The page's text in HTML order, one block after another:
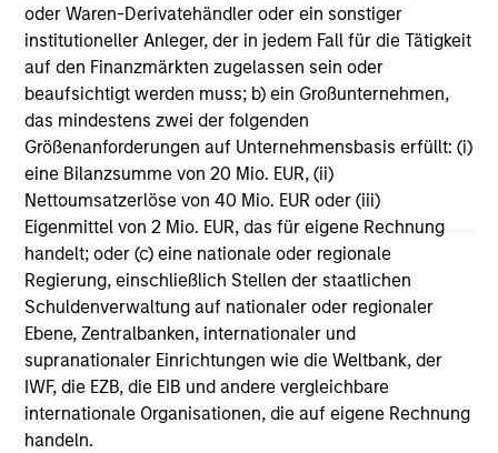
oder Waren-Derivatehändler oder ein sonstiger
institutioneller Anleger, der in jedem Fall für die Tätigkeit
auf den Finanzmärkten zugelassen sein oder
beaufsichtigt werden muss; b) ein Großunternehmen,
das mindestens zwei der folgenden
Größenanforderungen auf Unternehmensbasis erfüllt: (i)
eine Bilanzsumme von 20 Mio. EUR, (ii)
Nettoumsatzerlöse von 40 Mio. EUR oder (iii)
Eigenmittel von 2 Mio. EUR, das für eigene Rechnung
handelt; oder (c) eine nationale oder regionale
Regierung, einschließlich Stellen der staatlichen
Schuldenverwaltung auf nationaler oder regionaler
Ebene, Zentralbanken, internationaler und
supranationaler Einrichtungen wie die Weltbank, der
IWF, die EZB, die EIB und andere vergleichbare
internationale Organisationen, die auf eigene Rechnung
handeln.
DasMorningstar Rating™(Sterne-Rating) für Fonds wird
für Vermögensverwaltungsprodukte (wie Investmentfonds,
Variable-Annuity- und Variable-Life-Unterkonten (variable
Renten- und Lebensversicherung), börsennotierte Fonds,
geschlossene Fonds und separate Konten) berechnet, die
seit mindestens drei Jahren existieren. Börsennotierte
Fonds und offene Investmentfonds werden zu
Vergleichszwecken zu einer Kategorie zusammengefasst.
Das Rating wird anhand der Morningstar Risk-Adjusted
Return (MRAR) berechnet, eine Kennzahl, die die
Schwankungen der monatlichen Überschussrendite eines
verwalteten Produkts berücksichtigt. Dabei wird
besonderes Gewicht auf die negativen
Performanceschwankungen und eine beständige
Wertentwicklung gelegt. Die besten 10% der Produkte in
jeder Kategorie erhalten 5 Sterne, die nächsten 22,5% 4
Sterne, die nächsten 35% 3 Sterne, die nächsten 22,5% 2
Sterne und die unteren 10% 1 Stern. Das Morningstar-
Gesamtrating für ein verwaltetes Produkt ergibt sich aus
dem gewichteten Durchschnitt der Morningstar-Ratings